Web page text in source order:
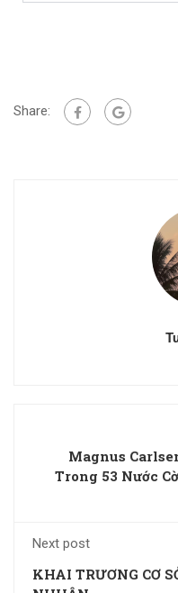
Share:
Magnus
Trong 53 Nước
Next post
KHAI TRƯƠNG CƠ